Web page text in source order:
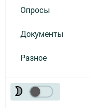
Опросы
Документы
Разное